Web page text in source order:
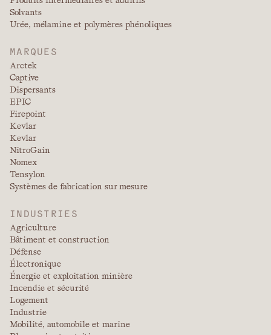
Solvants
Urée, mélamine et polymères phénoliques
MARQUES
Arctek
Captive
Dispersants
EPIC
Firepoint
Kevlar
Kevlar
NitroGain
Nomex
Tensylon
Systèmes de fabrication sur mesure
INDUSTRIES
Agriculture
Bâtiment et construction
Défense
Électronique
Énergie et exploitation minière
Incendie et sécurité
Logement
Industrie
Mobilité, automobile et marine